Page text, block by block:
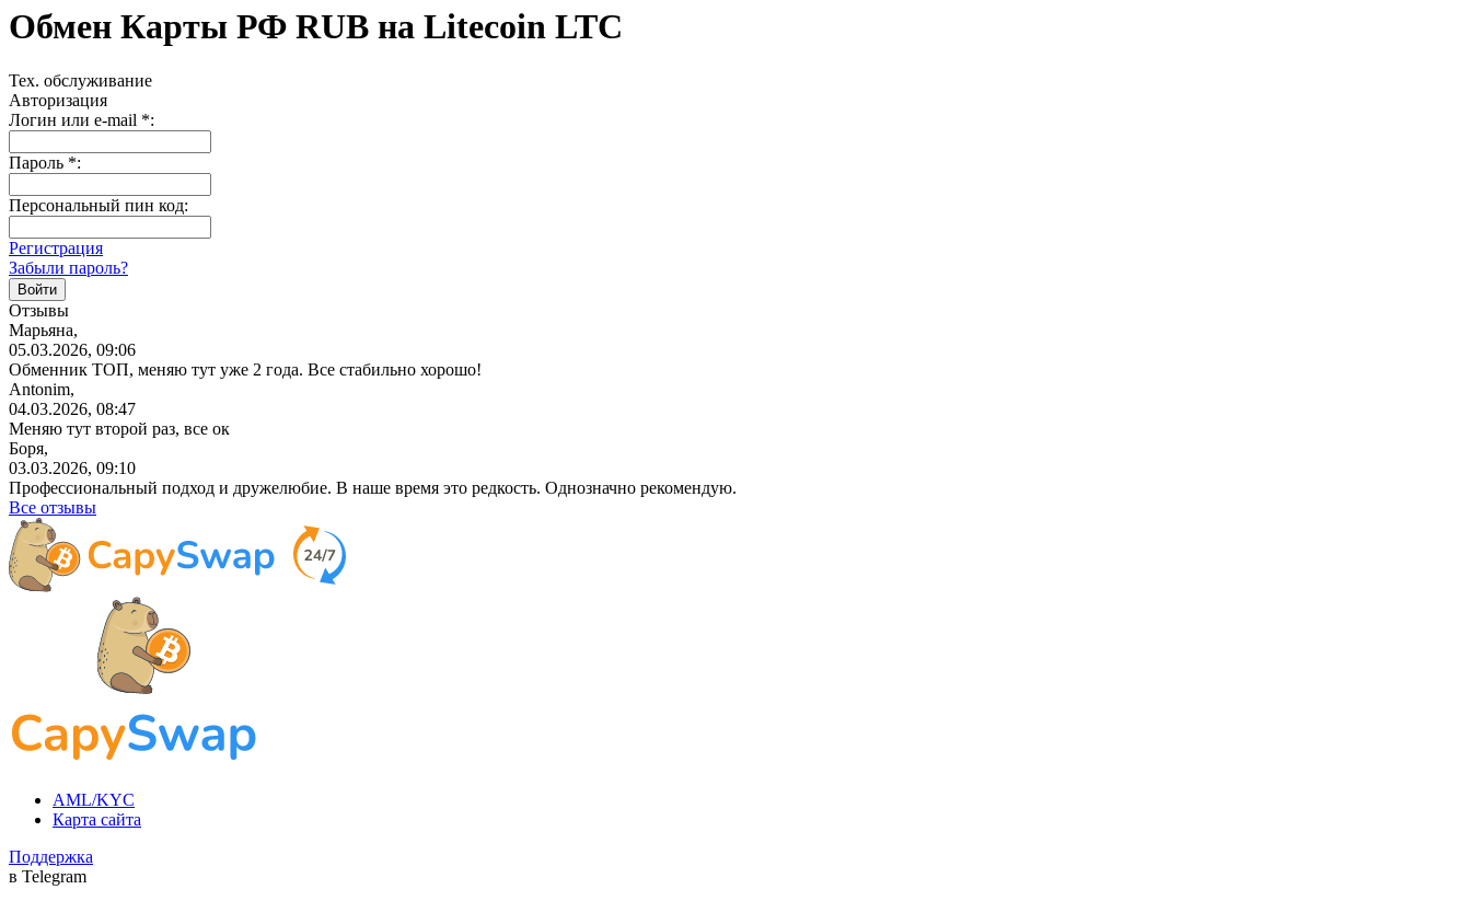
Обмен Карты РФ RUB на Litecoin LTC
Тех. обслуживание
Авторизация
Логин или e-mail *:
Пароль *:
Персональный пин код:
Регистрация
Забыли пароль?
Отзывы
Марьяна,
05.03.2026, 09:06
Обменник ТОП, меняю тут уже 2 года. Все стабильно хорошо!
Antonim,
04.03.2026, 08:47
Меняю тут второй раз, все ок
Боря,
03.03.2026, 09:10
Профессиональный подход и дружелюбие. В наше время это редкость. Однозначно рекомендую.
Все отзывы
AML/KYC
Карта сайта
Поддержка
в Telegram